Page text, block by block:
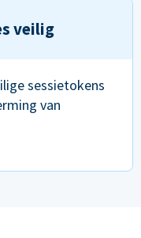
veilig
sessietokens
van